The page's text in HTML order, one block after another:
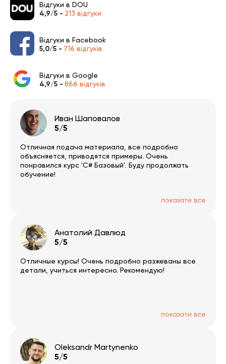
Відгуки в DOU
4,9/5 - 213 відгуки
Відгуки в Facebook
5,0/5 - 716 відгуків
Відгуки в Google
4,9/5 - 866 відгуків
Иван Шаповалов
5/5
Отличная подача материала, все подробно
объясняется, приводятся примеры. Очень
понравился курс 'С# Базовый'. Буду продолжать
обучение!
показати все
Анатолий Давлюд
5/5
Отличные курсы! Очень подробно разжеваны все
детали, учиться интересно. Рекомендую!
показати все
Oleksandr Martynenko
5/5